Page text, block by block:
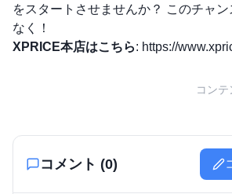
をスタートさせませんか？ このチャ
なく！
XPRICE本店はこちら: https://
コン
コメント (0)